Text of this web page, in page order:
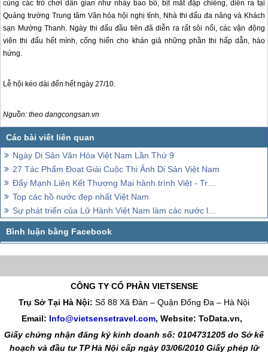
cùng các trò chơi dân gian như nhảy bao bố, bịt mắt đập chiêng, diễn ra tại
Quảng trường Trung tâm Văn hóa hội nghị tỉnh, Nhà thi đấu đa năng và Khách
sạn Mường Thanh. Ngày thi đấu đầu tiên đã diễn ra rất sôi nổi, các vận động
viên thi đấu hết mình, cống hiến cho khán giả những phần thi hấp dẫn, hào
hứng.
Lễ hội kéo dài đến hết ngày 27/10.
Nguồn: theo dangcongsan.vn
Ngày Di Sản Văn Hóa Việt Nam Lần Thứ 9
27 Tác Phẩm Đoạt Giải Cuộc Thi Ảnh Di Sản Việt Nam
Đẩy Mạnh Liên Kết Thương Mại hành trình Việt - Trung
Top các hồ nước đẹp nhất Việt Nam
Sự phát triển của Lữ Hành Việt Nam làm các nước lân cận e dè
CÔNG TY CỔ PHẦN VIETSENSE
Trụ Sở Tại Hà Nội: Số 88 Xã Đàn – Quận Đống Đa – Hà Nội
Email: Info@vietsensetravel.com, Website: ToData.vn,
Giấy chứng nhận đăng ký kinh doanh số: 0104731205 do Sở kế
hoạch và đầu tư TP Hà Nội cấp ngày 03/06/2010 Giấy phép lữ